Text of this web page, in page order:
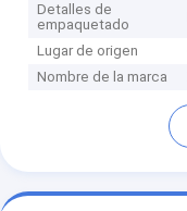
Detalles de
empaquetado
Lugar de origen
Nombre de la marca